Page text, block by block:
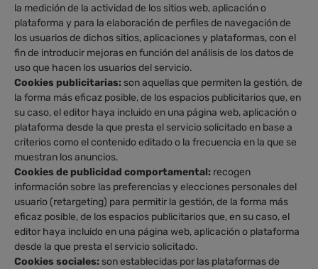
la medición de la actividad de los sitios web, aplicación o
plataforma y para la elaboración de perfiles de navegación de
los usuarios de dichos sitios, aplicaciones y plataformas, con el
fin de introducir mejoras en función del análisis de los datos de
uso que hacen los usuarios del servicio.
Cookies publicitarias:son aquellas que permiten la gestión, de
la forma más eficaz posible, de los espacios publicitarios que, en
su caso, el editor haya incluido en una página web, aplicación o
plataforma desde la que presta el servicio solicitado en base a
criterios como el contenido editado o la frecuencia en la que se
muestran los anuncios.
Cookies de publicidad comportamental: recogen
información sobre las preferencias y elecciones personales del
usuario (retargeting) para permitir la gestión, de la forma más
eficaz posible, de los espacios publicitarios que, en su caso, el
editor haya incluido en una página web, aplicación o plataforma
desde la que presta el servicio solicitado.
Cookies sociales:son establecidas por las plataformas de